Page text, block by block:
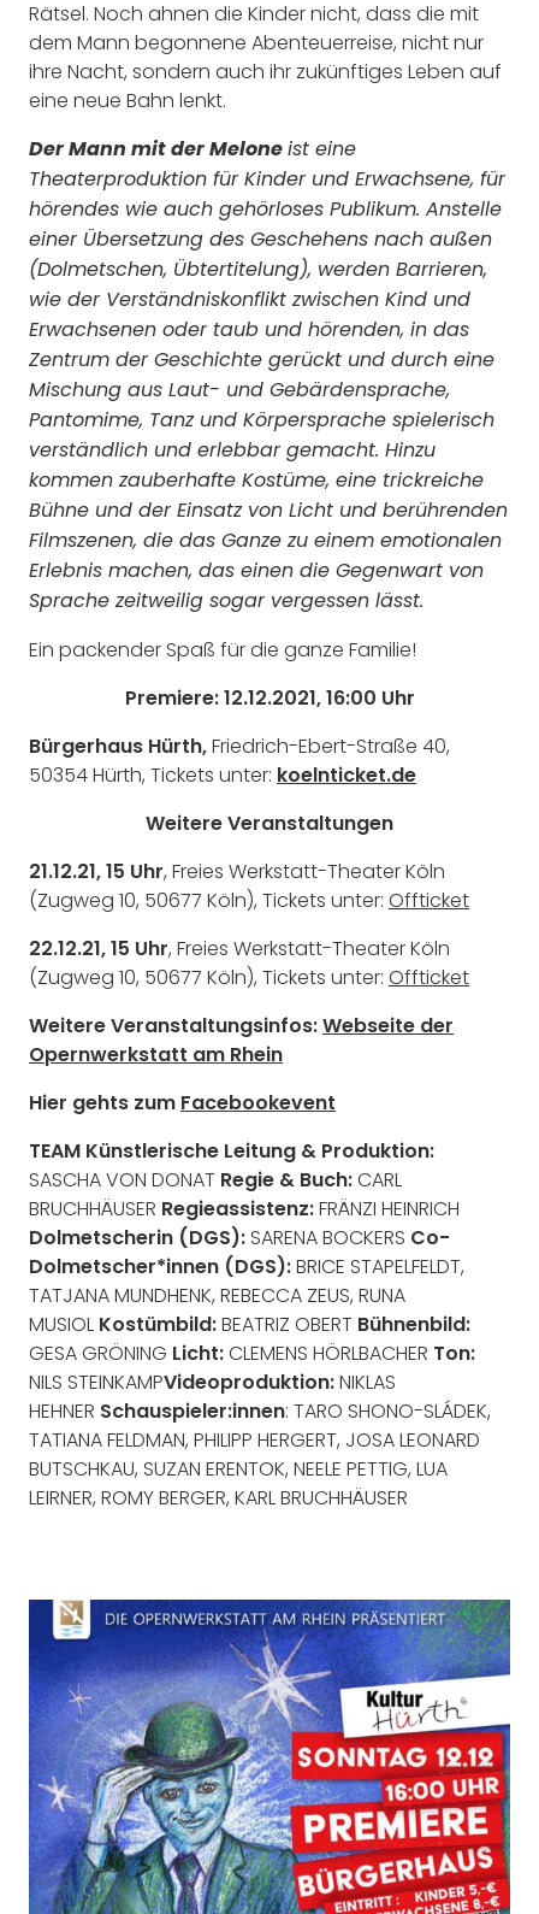
Rätsel. Noch ahnen die Kinder nicht, dass die mit
dem Mann begonnene Abenteuerreise, nicht nur
ihre Nacht, sondern auch ihr zukünftiges Leben auf
eine neue Bahn lenkt.
Der Mann mit der Melone ist eine
Theaterproduktion für Kinder und Erwachsene, für
hörendes wie auch gehörloses Publikum. Anstelle
einer Übersetzung des Geschehens nach außen
(Dolmetschen, Übtertitelung), werden Barrieren,
wie der Verständniskonflikt zwischen Kind und
Erwachsenen oder taub und hörenden, in das
Zentrum der Geschichte gerückt und durch eine
Mischung aus Laut- und Gebärdensprache,
Pantomime, Tanz und Körpersprache spielerisch
verständlich und erlebbar gemacht. Hinzu
kommen zauberhafte Kostüme, eine trickreiche
Bühne und der Einsatz von Licht und berührenden
Filmszenen, die das Ganze zu einem emotionalen
Erlebnis machen, das einen die Gegenwart von
Sprache zeitweilig sogar vergessen lässt.
Ein packender Spaß für die ganze Familie!
Premiere: 12.12.2021, 16:00 Uhr
Bürgerhaus Hürth,Friedrich-Ebert-Straße 40,
50354 Hürth, Tickets unter: koelnticket.de
Weitere Veranstaltungen
21.12.21, 15 Uhr, Freies Werkstatt-Theater Köln
(Zugweg 10, 50677 Köln), Tickets unter: Offticket
22.12.21, 15 Uhr, Freies Werkstatt-Theater Köln
(Zugweg 10, 50677 Köln), Tickets unter: Offticket
Weitere Veranstaltungsinfos:Webseite der
Opernwerkstatt am Rhein
Hier gehts zum Facebookevent
TEAM Künstlerische Leitung & Produktion:
SASCHA VON DONAT Regie & Buch:CARL
BRUCHHÄUSER Regieassistenz:FRÄNZI HEINRICH
Dolmetscherin (DGS): SARENA BOCKERS Co-
Dolmetscher*innen (DGS):BRICE STAPELFELDT,
TATJANA MUNDHENK, REBECCA ZEUS, RUNA
MUSIOL Kostümbild:BEATRIZ OBERT Bühnenbild:
GESA GRÖNING Licht:CLEMENS HÖRLBACHER Ton:
NILS STEINKAMPVideoproduktion:NIKLAS
HEHNER Schauspieler:innen: TARO SHONO-SLÁDEK,
TATIANA FELDMAN, PHILIPP HERGERT, JOSA LEONARD
BUTSCHKAU, SUZAN ERENTOK, NEELE PETTIG, LUA
LEIRNER, ROMY BERGER, KARL BRUCHHÄUSER